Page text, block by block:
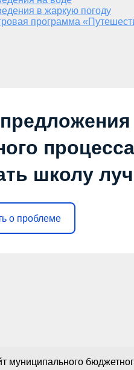
в жаркую погоду
программа
школу
о проблеме
муниципального